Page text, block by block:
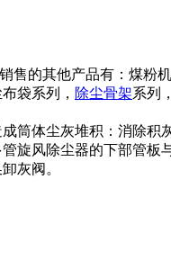
售的其他产品有：煤粉
袋系列， 除尘骨架系列
体尘灰堆积：消除积
旋风除尘器的下部管
灰阀。